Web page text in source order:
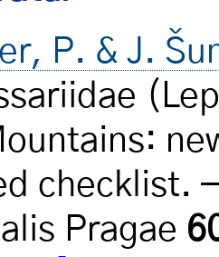
P. & J.
checklist.
Pragae